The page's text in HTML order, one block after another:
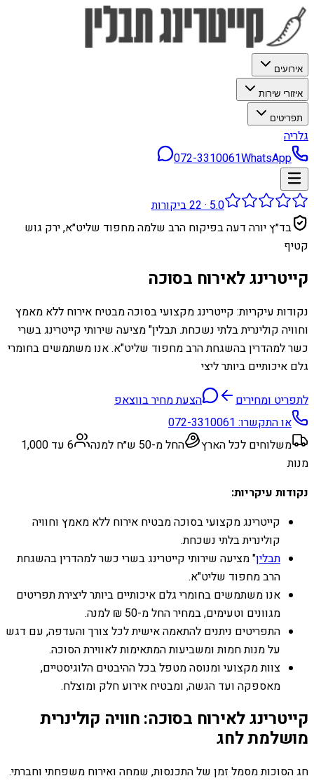
אירועים
איזורי שירות
תפריטים
גלריה
072-3310061WhatsApp
5.0
·
22ביקורות
בד״ץ יורה דעה בפיקוח הרב שלמה מחפוד שליט״א, ירק גוש
קטיף
קייטרינג לאירוח בסוכה
נקודות עיקריות: קייטרינג מקצועי בסוכה מבטיח אירוח ללא מאמץ
וחוויה קולינרית בלתי נשכחת. תבלין" מציעה שירותי קייטרינג בשרי
כשר למהדרין בהשגחת הרב מחפוד שליט"א. אנו משתמשים בחומרי
גלם איכותיים ביותר ליצי
לתפריט ומחירים
הצעת מחיר בווצאפ
או התקשרו:072-3310061
משלוחים לכל הארץ
החל מ-50 ש״ח למנה
6 עד 1,000
מנות
נקודות עיקריות:
קייטרינג מקצועי בסוכה מבטיח אירוח ללא מאמץ וחוויה
קולינרית בלתי נשכחת.
תבלין" מציעה שירותי קייטרינג בשרי כשר למהדרין בהשגחת
הרב מחפוד שליט"א.
אנו משתמשים בחומרי גלם איכותיים ביותר ליצירת תפריטים
מגוונים וטעימים, במחיר החל מ-50 ₪ למנה.
התפריטים ניתנים להתאמה אישית לכל צורך והעדפה, עם דגש
על מנות חמות ומשביעות המתאימות לאווירת הסוכה.
צוות מקצועי ומנוסה מטפל בכל ההיבטים הלוגיסטיים,
מאספקה ועד הגשה, ומבטיח אירוע חלק ומוצלח.
קייטרינג לאירוח בסוכה: חוויה קולינרית
מושלמת לחג
חג הסוכות מסמל זמן של התכנסות, שמחה ואירוח משפחתי וחברתי.